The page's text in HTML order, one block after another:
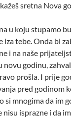
sretna Nova
u koju stupamo
iza tebe. Onda bi
i na naše
novu godinu,
prošla. I prije
pred godinom
si mnogima da im
nisu isprazne i da